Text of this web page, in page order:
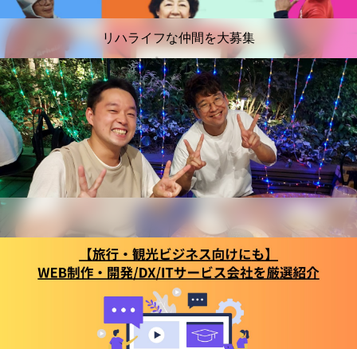
リハライフな仲間を大募集